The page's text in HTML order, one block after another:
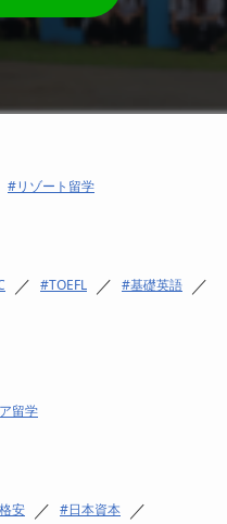
リゾート留学
／ TOEFL ／ 基礎英語 ／
留学
格安 ／ 日本資本 ／